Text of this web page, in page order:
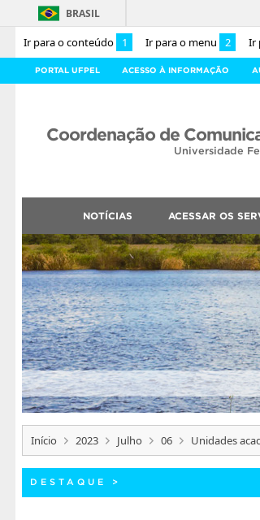
Ir para o conteúdo 1 Ir para o menu 2 Ir
BRASIL
PORTAL UFPEL ACESSO À INFORMAÇÃO
Coordenação de
Universidade
NOTÍCIAS ACESSAR OS
Início 2023 Julho 06 Unidades
DESTAQUE >